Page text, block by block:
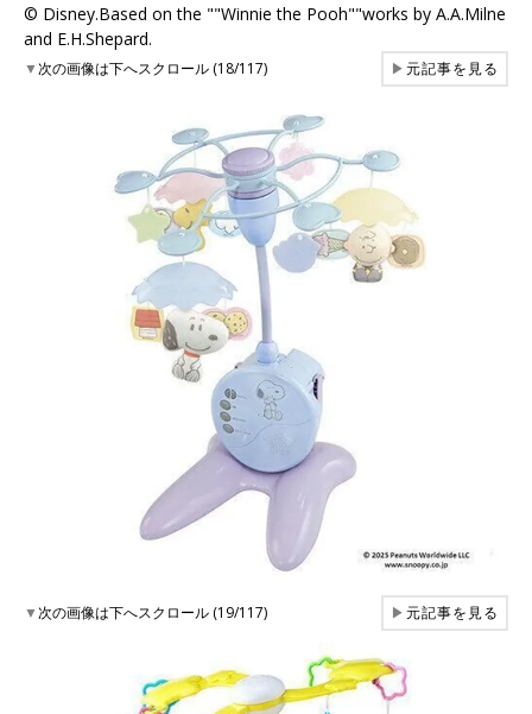
© Disney.Based on the ""Winnie the Pooh""works by A.A.Milne
and E.H.Shepard.
▼次の画像は下へスクロール (18/117) ▶元記事を見る
▼次の画像は下へスクロール (19/117) ▶元記事を見る